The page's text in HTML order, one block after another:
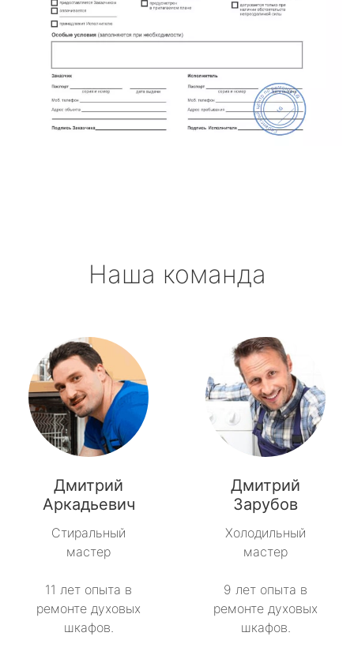
Наша команда
Дмитрий
Аркадьевич
Стиральный
мастер
11 лет опыта в
ремонте духовых
шкафов.
Дмитрий
Зарубов
Холодильный
мастер
9 лет опыта в
ремонте духовых
шкафов.